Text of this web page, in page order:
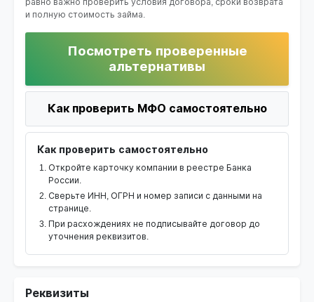
и полную стоимость займа.
Посмотреть проверенные
альтернативы
Как проверить МФО самостоятельно
Как проверить самостоятельно
Откройте карточку компании в реестре Банка
России.
Сверьте ИНН, ОГРН и номер записи с данными на
странице.
При расхождениях не подписывайте договор до
уточнения реквизитов.
Реквизиты